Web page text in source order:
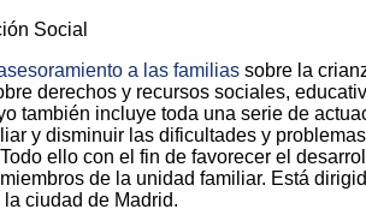
Social
a las familias sobre la
derechos y recursos sociales,
también incluye toda una serie de
y disminuir las dificultades y
ello con el fin de favorecer el
de la unidad familiar. Está
ciudad de Madrid.